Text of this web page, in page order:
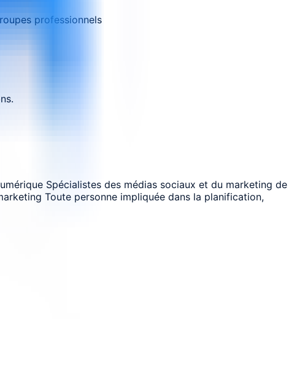
professionnels
Spécialistes des médias sociaux et du marketing de
Toute personne impliquée dans la planification,